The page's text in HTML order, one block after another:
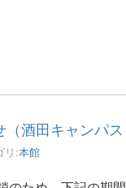
酒田キャンパス
:本館